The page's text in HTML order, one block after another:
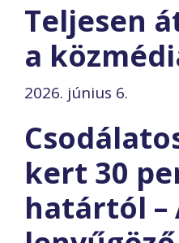
Teljesen
a
2026. június 6.
kert 30
határtól –